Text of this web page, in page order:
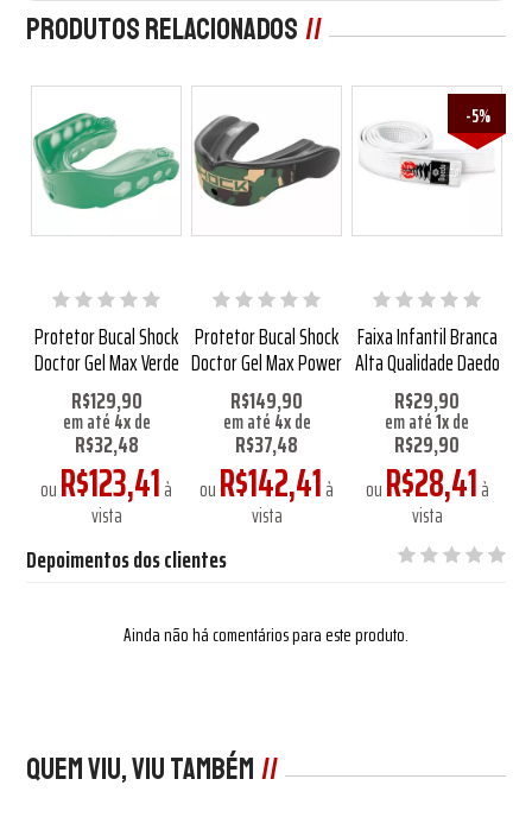
Produtos Relacionados
Protetor Bucal Shock
Doctor Gel Max Verde
R$129,90
em até4xde
R$32,48
ouR$123,41à
vista
Protetor Bucal Shock
Doctor Gel Max Power
R$149,90
em até4xde
R$37,48
ouR$142,41à
vista
Faixa Infantil Branca
Alta Qualidade Daedo
R$29,90
em até1xde
R$29,90
ouR$28,41à
vista
-5%
Depoimentos dos clientes
Ainda não há comentários para este produto.
Quem viu, viu também